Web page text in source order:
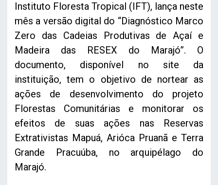
Instituto Floresta Tropical (IFT), lança neste
mês a versão digital do “Diagnóstico Marco
Zero das Cadeias Produtivas de Açaí e
Madeira das RESEX do Marajó”. O
documento, disponível no site da
instituição, tem o objetivo de nortear as
ações de desenvolvimento do projeto
Florestas Comunitárias e monitorar os
efeitos de suas ações nas Reservas
Extrativistas Mapuá, Arióca Pruanã e Terra
Grande Pracuúba, no arquipélago do
Marajó.